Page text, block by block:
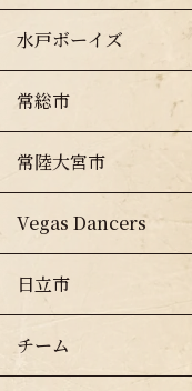
水戸ボーイズ
常総市
常陸大宮市
Vegas Dancers
日立市
チーム